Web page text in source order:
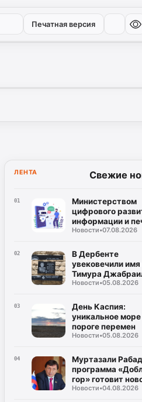
Печатная версия
ЛЕНТА Свежие
01
Министерством
цифрового
информации и
Республики
созданию
национальных
народов
Дагестан
Новости•07.08.2026
02
В Дербенте
увековечили имя
Тимура
отдавшего жизнь
Новости•05.08.2026
03
День Каспия:
уникальное море
пороге перемен
Новости•05.08.2026
04
Муртазали
программа
гор» готовит
поколение
Новости•04.08.2026